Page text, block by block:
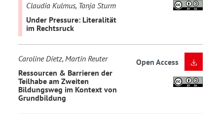
Claudia Kulmus, Tanja Sturm
Under Pressure: Literalität
im Rechtsruck
Caroline Dietz, Martin Reuter
Ressourcen & Barrieren der
Teilhabe am Zweiten
Bildungsweg im Kontext von
Grundbildung
Open Access